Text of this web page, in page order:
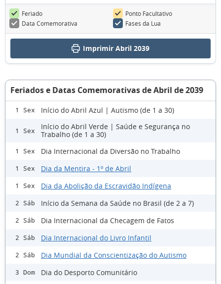
Feriado
Ponto Facultativo
Data Comemorativa
Fases da Lua
Imprimir Abril 2039
Feriados e Datas Comemorativas de Abril de 2039
1 Sex Início do Abril Azul | Autismo (de 1 a 30)
1 Sex
Início do Abril Verde | Saúde e Segurança no
Trabalho (de 1 a 30)
1 Sex Dia Internacional da Diversão no Trabalho
1 Sex Dia da Mentira - 1º de Abril
1 Sex Dia da Abolição da Escravidão Indígena
2 Sáb Início da Semana da Saúde no Brasil (de 2 a 7)
2 Sáb Dia Internacional da Checagem de Fatos
2 Sáb Dia Internacional do Livro Infantil
2 Sáb Dia Mundial da Conscientização do Autismo
3 Dom Dia do Desporto Comunitário